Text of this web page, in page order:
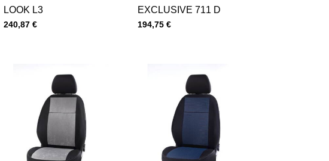
LOOK L3
Cena s DPH
240,87 €
EXCLUSIVE 711 D
Cena s DPH
194,75 €